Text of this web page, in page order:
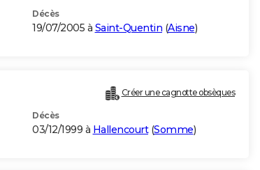
Décès
19/07/2005 à Saint-Quentin (Aisne)
Créer une cagnotte obsèques
Décès
03/12/1999 à Hallencourt(Somme)